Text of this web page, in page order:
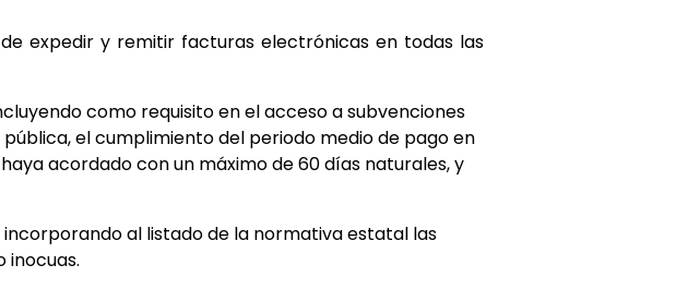
expedir y remitir facturas electrónicas en todas las
como requisito en el acceso a subvenciones
el cumplimiento del periodo medio de pago en
acordado con un máximo de 60 días naturales, y
al listado de la normativa estatal las
inocuas.